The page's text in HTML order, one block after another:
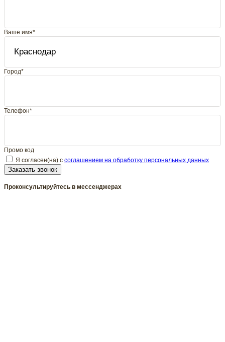
Ваше имя*
Город*
Телефон*
Промо код
Я согласен(на) с соглашением на обработку персональных данных
Заказать звонок
Проконсультируйтесь в мессенджерах